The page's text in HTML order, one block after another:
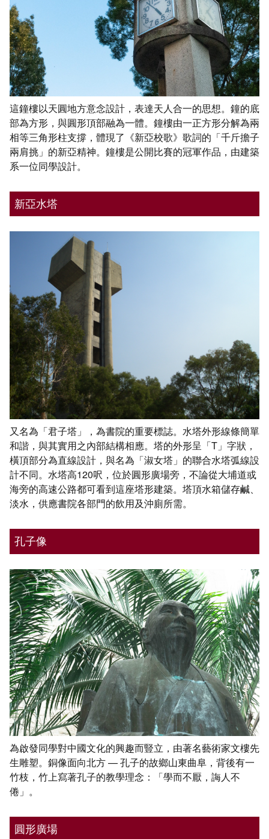
這鐘樓以天圓地方意念設計，表達天人合一的思想。鐘的底
部為方形，與圓形頂部融為一體。鐘樓由一正方形分解為兩
相等三角形柱支撐，體現了《新亞校歌》歌詞的「千斤擔子
兩肩挑」的新亞精神。鐘樓是公開比賽的冠軍作品，由建築
系一位同學設計。
新亞水塔
又名為「君子塔」，為書院的重要標誌。水塔外形線條簡單
和諧，與其實用之內部結構相應。塔的外形呈「T」字狀，
橫頂部分為直線設計，與名為「淑女塔」的聯合水塔弧線設
計不同。水塔高120呎，位於圓形廣場旁，不論從大埔道或
海旁的高速公路都可看到這座塔形建築。塔頂水箱儲存鹹、
淡水，供應書院各部門的飲用及沖廁所需。
孔子像
為啟發同學對中國文化的興趣而豎立，由著名藝術家文樓先
生雕塑。銅像面向北方 — 孔子的故鄉山東曲阜，背後有一
竹枝，竹上寫著孔子的教學理念：「學而不厭，誨人不
倦」。
圓形廣場